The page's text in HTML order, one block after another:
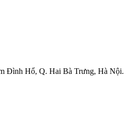
Đình Hổ, Q. Hai Bà Trưng, Hà Nội.